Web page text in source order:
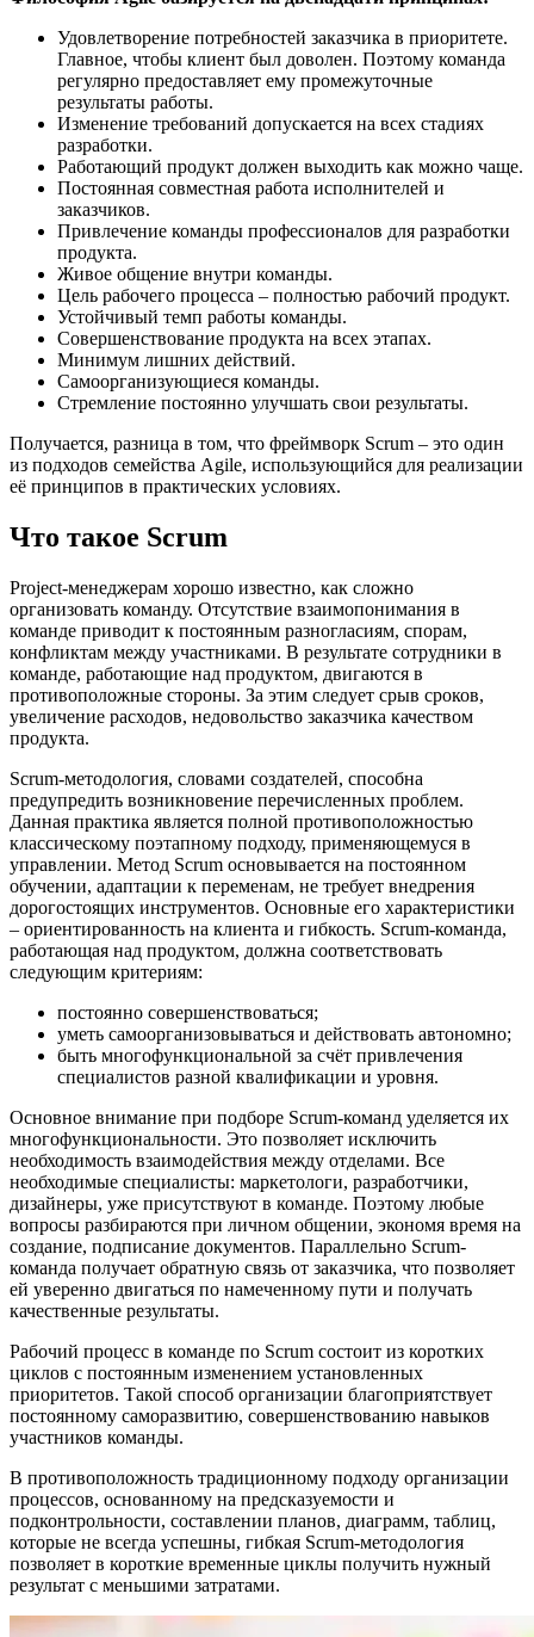
Удовлетворение потребностей заказчика в приоритете.
Главное, чтобы клиент был доволен. Поэтому команда
регулярно предоставляет ему промежуточные
результаты работы.
Изменение требований допускается на всех стадиях
разработки.
Работающий продукт должен выходить как можно чаще.
Постоянная совместная работа исполнителей и
заказчиков.
Привлечение команды профессионалов для разработки
продукта.
Живое общение внутри команды.
Цель рабочего процесса – полностью рабочий продукт.
Устойчивый темп работы команды.
Совершенствование продукта на всех этапах.
Минимум лишних действий.
Самоорганизующиеся команды.
Стремление постоянно улучшать свои результаты.
Получается, разница в том, что фреймворк Scrum – это один
из подходов семейства Agile, использующийся для реализации
её принципов в практических условиях.
Что такое Scrum
Project-менеджерам хорошо известно, как сложно
организовать команду. Отсутствие взаимопонимания в
команде приводит к постоянным разногласиям, спорам,
конфликтам между участниками. В результате сотрудники в
команде, работающие над продуктом, двигаются в
противоположные стороны. За этим следует срыв сроков,
увеличение расходов, недовольство заказчика качеством
продукта.
Scrum-методология, словами создателей, способна
предупредить возникновение перечисленных проблем.
Данная практика является полной противоположностью
классическому поэтапному подходу, применяющемуся в
управлении. Метод Scrum основывается на постоянном
обучении, адаптации к переменам, не требует внедрения
дорогостоящих инструментов. Основные его характеристики
– ориентированность на клиента и гибкость. Scrum-команда,
работающая над продуктом, должна соответствовать
следующим критериям:
постоянно совершенствоваться;
уметь самоорганизовываться и действовать автономно;
быть многофункциональной за счёт привлечения
специалистов разной квалификации и уровня.
Основное внимание при подборе Scrum-команд уделяется их
многофункциональности. Это позволяет исключить
необходимость взаимодействия между отделами. Все
необходимые специалисты: маркетологи, разработчики,
дизайнеры, уже присутствуют в команде. Поэтому любые
вопросы разбираются при личном общении, экономя время на
создание, подписание документов. Параллельно Scrum-
команда получает обратную связь от заказчика, что позволяет
ей уверенно двигаться по намеченному пути и получать
качественные результаты.
Рабочий процесс в команде по Scrum состоит из коротких
циклов с постоянным изменением установленных
приоритетов. Такой способ организации благоприятствует
постоянному саморазвитию, совершенствованию навыков
участников команды.
В противоположность традиционному подходу организации
процессов, основанному на предсказуемости и
подконтрольности, составлении планов, диаграмм, таблиц,
которые не всегда успешны, гибкая Scrum-методология
позволяет в короткие временные циклы получить нужный
результат с меньшими затратами.